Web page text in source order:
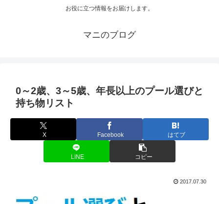
お役に立つ情報をお届けします。
マニのブログ
0～2歳、3～5歳、年長以上のプール選びと
持ち物リスト
X Facebook はてブ
LINE コピー
2017.07.30